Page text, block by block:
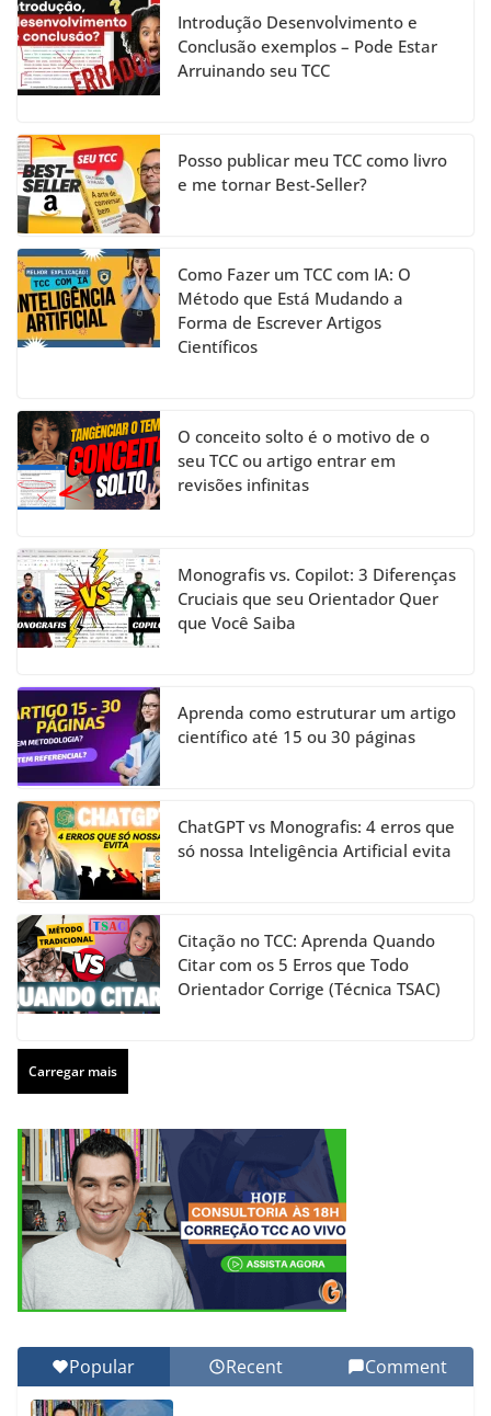
h
a
n
el
Introdução Desenvolvimento e
Conclusão exemplos – Pode Estar
Arruinando seu TCC
Posso publicar meu TCC como livro
e me tornar Best-Seller?
Como Fazer um TCC com IA: O
Método que Está Mudando a
Forma de Escrever Artigos
Científicos
O conceito solto é o motivo de o
seu TCC ou artigo entrar em
revisões infinitas
Monografis vs. Copilot: 3 Diferenças
Cruciais que seu Orientador Quer
que Você Saiba
Aprenda como estruturar um artigo
científico até 15 ou 30 páginas
ChatGPT vs Monografis: 4 erros que
só nossa Inteligência Artificial evita
Citação no TCC: Aprenda Quando
Citar com os 5 Erros que Todo
Orientador Corrige (Técnica TSAC)
Carregar mais
Popular Recent Comment